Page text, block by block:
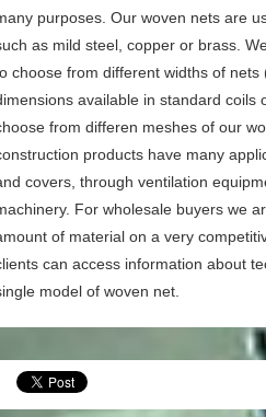
purposes. Our woven nets are
as mild steel, copper or brass.
choose from different widths of
available in standard coils
from differen meshes of our
products have many
covers, through ventilation
For wholesale buyers we
of material on a very
can access information about
model of woven net.